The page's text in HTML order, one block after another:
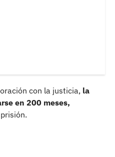
con la justicia, la
en 200 meses,